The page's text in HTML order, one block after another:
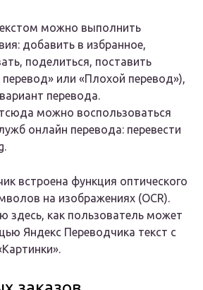
можно выполнить
добавить в избранное,
поделиться, поставить
или «Плохой перевод»),
перевода.
можно воспользоваться
онлайн перевода: перевести
встроена функция оптического
на изображениях (OCR).
здесь, как пользователь может
Яндекс Переводчика текст с